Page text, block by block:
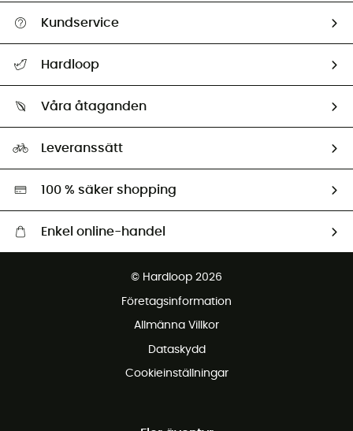
Kundservice
Retur & återbetalning
Hardloop
Ambassadörer
Våra åtaganden
Miljöanpassat urval
Leveranssätt
100 % säker shopping
Enkel online-handel
Gratis retur inom 100 dagar
© Hardloop 2026
Företagsinformation
Allmänna Villkor
Dataskydd
Cookieinställningar